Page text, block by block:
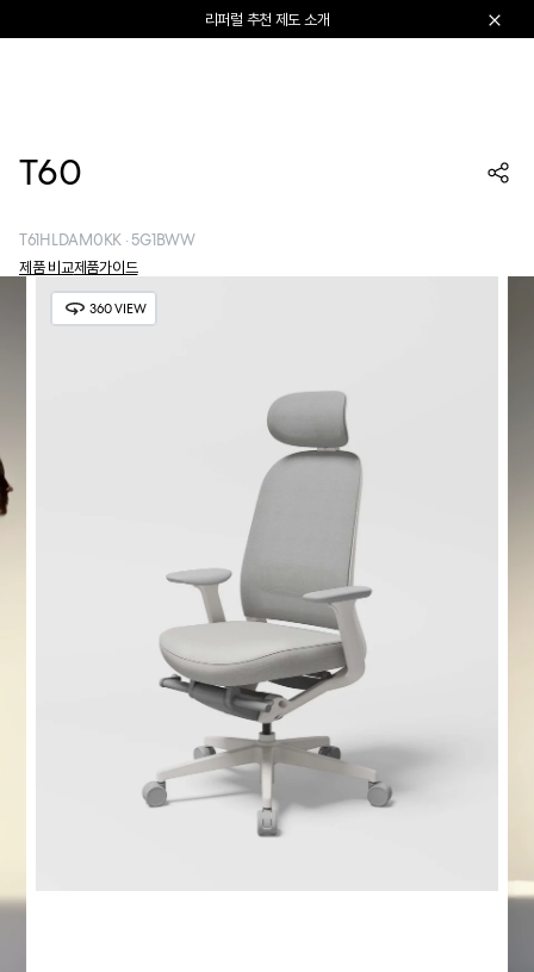
지금 가입하고 첫 구매 혜택 받기
T60
T61HLDAM0KK · 5G1BWW
제품 비교제품가이드
360 VIEW